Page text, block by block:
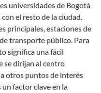
universidades de Bogotá
el resto de la ciudad.
principales, estaciones de
transporte público. Para
significa una fácil
se dirijan al centro
otros puntos de interés
factor clave en la